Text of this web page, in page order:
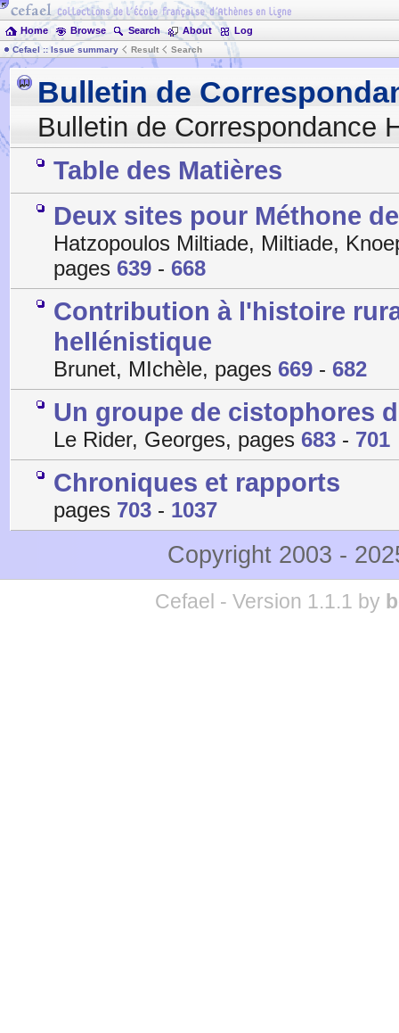
Home Browse Search About Log
Cefael :: Issue summary Result Search
Bulletin de
Bulletin de Correspondance
Table des Matières
Deux sites pour Méthone
Hatzopoulos Miltiade, Miltiade,
pages 639 - 668
Contribution à l'histoire
hellénistique
Brunet, MIchèle, pages 669 - 682
Un groupe de cistophores
Le Rider, Georges, pages 683 - 701
Chroniques et rapports
pages 703 - 1037
Copyright 2003 -
Cefael - Version 1.1.1 by